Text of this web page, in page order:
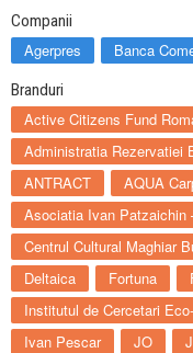
Companii
Agerpres Banca
Branduri
Active Citizens Fund
Administratia Rezervatiei
ANTRACT
AQUA
Asociatia Ivan Patzaichin
Centrul Cultural Maghiar
Deltaica
Fortuna
Institutul de Cercetari
Ivan Pescar
JO